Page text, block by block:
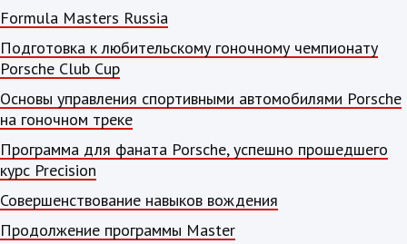
Formula Masters Russia
Подготовка к любительскому гоночному чемпионату
Porsche Club Cup
Основы управления спортивными автомобилями Porsche
на гоночном треке
Программа для фаната Porsche, успешно прошедшего
курс Precision
Совершенствование навыков вождения
Продолжение программы Master